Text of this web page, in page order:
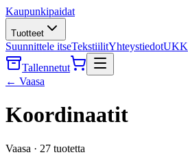
Kaupunkipaidat
Tuotteet
Suunnittele itseTekstiilitYhteystiedotUKK
Tallennetut
← Vaasa
Koordinaatit
Vaasa · 27 tuotetta